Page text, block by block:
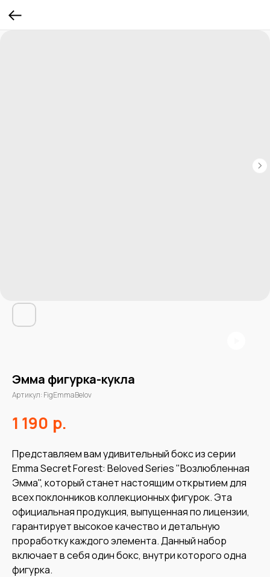
Эмма фигурка-кукла
Артикул: FigEmmaBelov
1 190 р.
Представляем вам удивительный бокс из серии
Emma Secret Forest: Beloved Series "Возлюбленная
Эмма", который станет настоящим открытием для
всех поклонников коллекционных фигурок. Эта
официальная продукция, выпущенная по лицензии,
гарантирует высокое качество и детальную
проработку каждого элемента. Данный набор
включает в себя один бокс, внутри которого одна
фигурка.